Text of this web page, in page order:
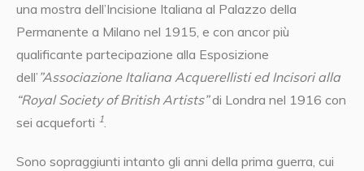
una mostra dell’Incisione Italiana al Palazzo della
Permanente a Milano nel 1915, e con ancor più
qualificante partecipazione alla Esposizione
dell’ ”Associazione Italiana Acquerellisti ed Incisori alla
“Royal Society of British Artists”di Londra nel 1916 con
sei acqueforti 1.
Sono sopraggiunti intanto gli anni della prima guerra, cui